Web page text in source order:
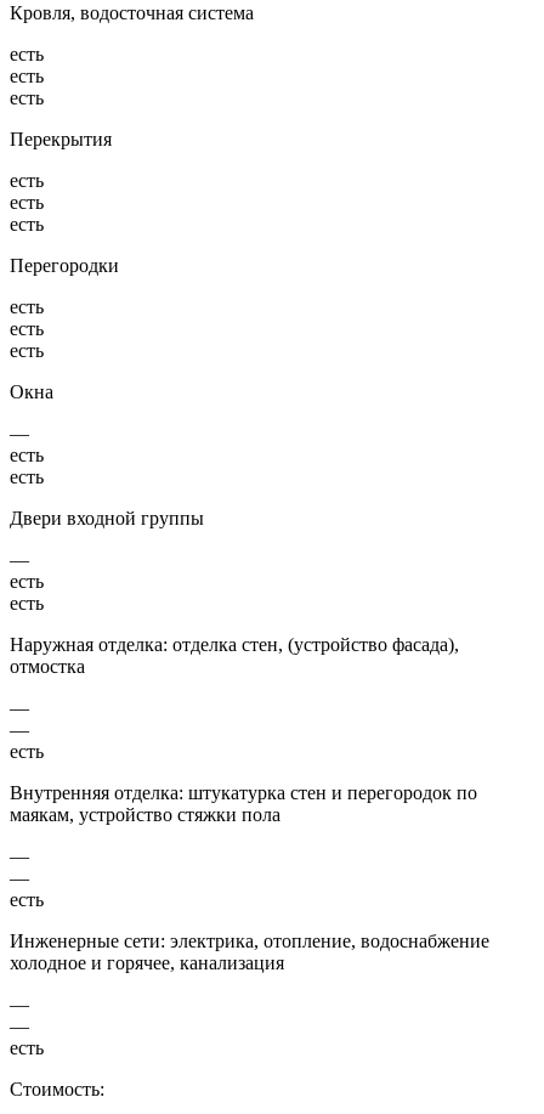
Кровля, водосточная система
есть
есть
есть
Перекрытия
есть
есть
есть
Перегородки
есть
есть
есть
Окна
—
есть
есть
Двери входной группы
—
есть
есть
Наружная отделка: отделка стен, (устройство фасада),
отмостка
—
—
есть
Внутренняя отделка: штукатурка стен и перегородок по
маякам, устройство стяжки пола
—
—
есть
Инженерные сети: электрика, отопление, водоснабжение
холодное и горячее, канализация
—
—
есть
Стоимость: